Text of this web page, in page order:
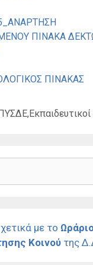
ΠΙΝΑΚΑ
ΠΙΝΑΚΑΣ
,Εκπαιδευτικοί
με το
Κοινού της